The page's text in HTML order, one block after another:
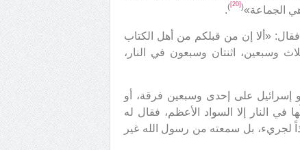
الجماعة»(
[20]
)
.
«ألا إن من قبلكم من أهل الكتاب
وسبعين، اثنتان وسبعون في النار،
إسرائيل على إحدى وسبعين فرقة، أو
في النار إلا السواد الأعظم، فقال له
لجريء، بل سمعته من رسول الله غير